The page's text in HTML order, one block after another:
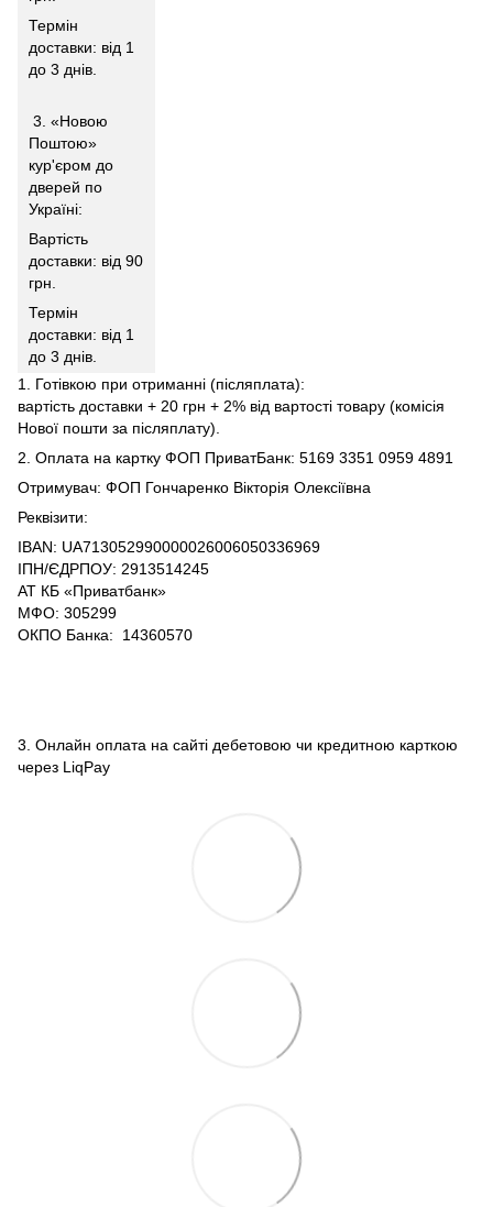
Термін
доставки: від 1
до 3 днів.
3. «Новою
Поштою»
кур'єром до
дверей по
Україні:
Вартість
доставки: від 90
грн.
Термін
доставки: від 1
до 3 днів.
1. Готівкою при отриманні (післяплата):
вартість доставки + 20 грн + 2% від вартості товару (комісія
Нової пошти за післяплату).
2. Оплата на картку ФОП ПриватБанк: 5169 3351 0959 4891
Отримувач: ФОП Гончаренко Вікторія Олексіївна
Реквізити:
IBAN: UA713052990000026006050336969
ІПН/ЄДРПОУ: 2913514245
АТ КБ «Приватбанк»
МФО: 305299
ОКПО Банка: 14360570
3. Онлайн оплата на сайті дебетовою чи кредитною карткою
через LiqPay